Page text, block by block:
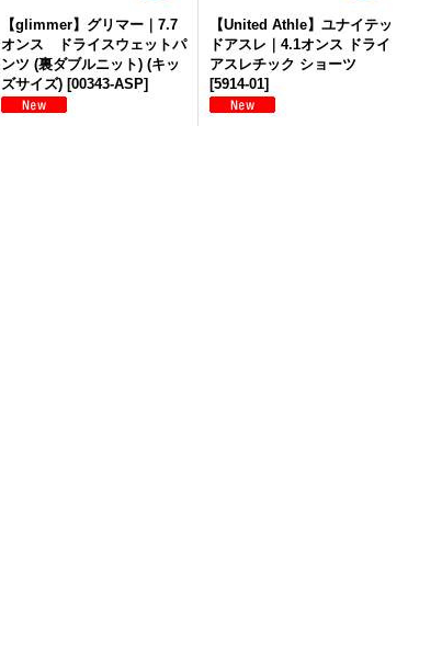
【glimmer】グリマー｜7.7
オンス ドライスウェットパ
ンツ (裏ダブルニット) (キッ
ズサイズ) [00343-ASP]
【United Athle】ユナイテッ
ドアスレ｜4.1オンス ドライ
アスレチック ショーツ
[5914-01]